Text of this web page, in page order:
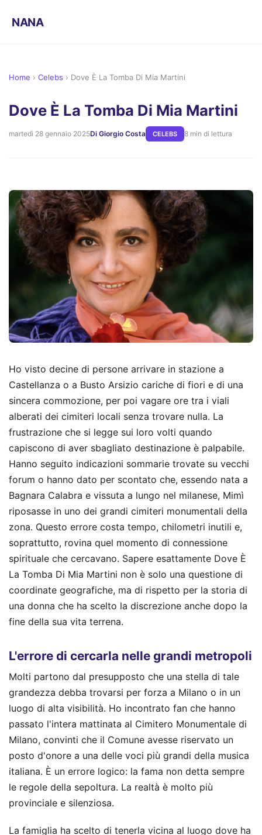
NANA
Home › Celebs › Dove È La Tomba Di Mia Martini
Dove È La Tomba Di Mia Martini
martedì 28 gennaio 2025Di Giorgio Costa CELEBS 8 min di lettura
Ho visto decine di persone arrivare in stazione a
Castellanza o a Busto Arsizio cariche di fiori e di una
sincera commozione, per poi vagare ore tra i viali
alberati dei cimiteri locali senza trovare nulla. La
frustrazione che si legge sui loro volti quando
capiscono di aver sbagliato destinazione è palpabile.
Hanno seguito indicazioni sommarie trovate su vecchi
forum o hanno dato per scontato che, essendo nata a
Bagnara Calabra e vissuta a lungo nel milanese, Mimì
riposasse in uno dei grandi cimiteri monumentali della
zona. Questo errore costa tempo, chilometri inutili e,
soprattutto, rovina quel momento di connessione
spirituale che cercavano. Sapere esattamente Dove È
La Tomba Di Mia Martini non è solo una questione di
coordinate geografiche, ma di rispetto per la storia di
una donna che ha scelto la discrezione anche dopo la
fine della sua vita terrena.
L'errore di cercarla nelle grandi metropoli
Molti partono dal presupposto che una stella di tale
grandezza debba trovarsi per forza a Milano o in un
luogo di alta visibilità. Ho incontrato fan che hanno
passato l'intera mattinata al Cimitero Monumentale di
Milano, convinti che il Comune avesse riservato un
posto d'onore a una delle voci più grandi della musica
italiana. È un errore logico: la fama non detta sempre
le regole della sepoltura. La realtà è molto più
provinciale e silenziosa.
La famiglia ha scelto di tenerla vicina al luogo dove ha